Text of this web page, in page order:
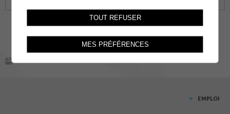
EMPLOI
TOUT REFUSER
MES PRÉFÉRENCES